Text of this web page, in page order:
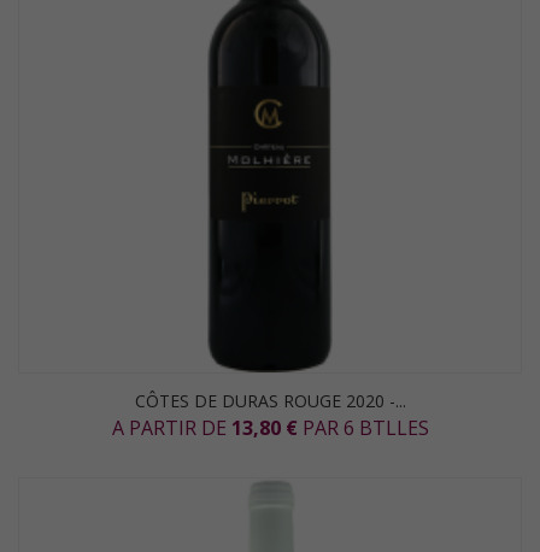
CÔTES DE DURAS ROUGE 2020 -...
A PARTIR DE 13,80 € PAR 6 BTLLES